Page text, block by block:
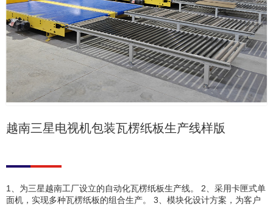
越南三星电视机包装瓦楞纸板生产线样版
1、为三星越南工厂设立的自动化瓦楞纸板生产线。 2、采用卡匣式单
面机，实现多种瓦楞纸板的组合生产。 3、模块化设计方案，为客户